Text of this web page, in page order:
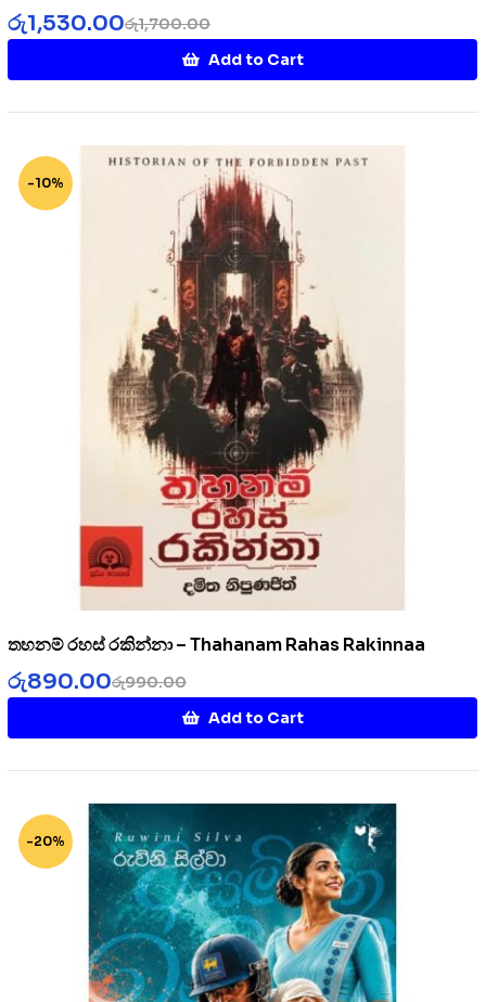
රු1,700.00
රු1,530.00
Add to Cart
-10%
තහනම් රහස් රකින්නා – Thahanam Rahas Rakinnaa
රු990.00
රු890.00
Add to Cart
-20%